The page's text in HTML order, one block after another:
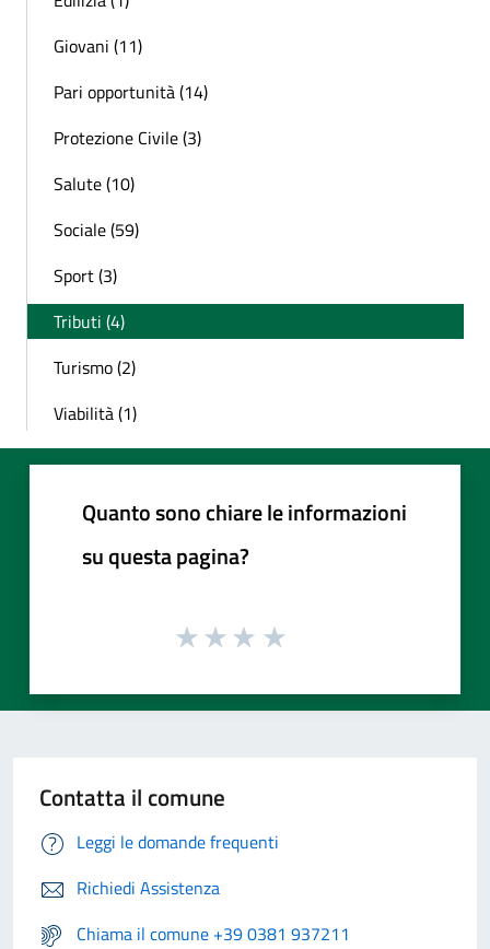
Giovani (11)
Pari opportunità (14)
Protezione Civile (3)
Salute (10)
Sociale (59)
Sport (3)
Tributi (4)
Turismo (2)
Viabilità (1)
Quanto sono chiare le informazioni
su questa pagina?
Contatta il comune
Leggi le domande frequenti
Richiedi Assistenza
Chiama il comune +39 0381 937211